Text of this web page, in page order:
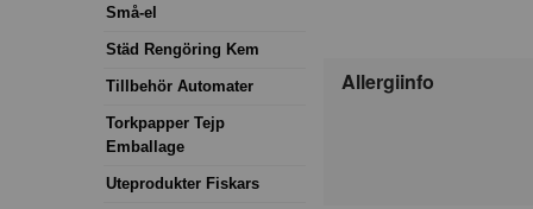
Små-el
Städ Rengöring Kem
Tillbehör Automater
Torkpapper Tejp
Emballage
Uteprodukter Fiskars
Allergiinfo